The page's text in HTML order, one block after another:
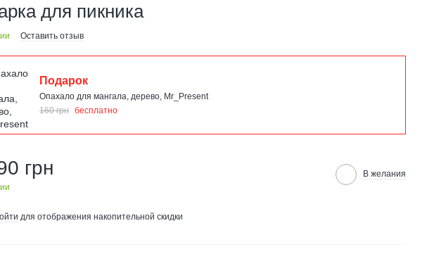
для пикника
Оставить отзыв
Подарок
Опахало для мангала, дерево, Mr_Present
160 грн бесплатно
грн В желания
для отображения накопительной скидки